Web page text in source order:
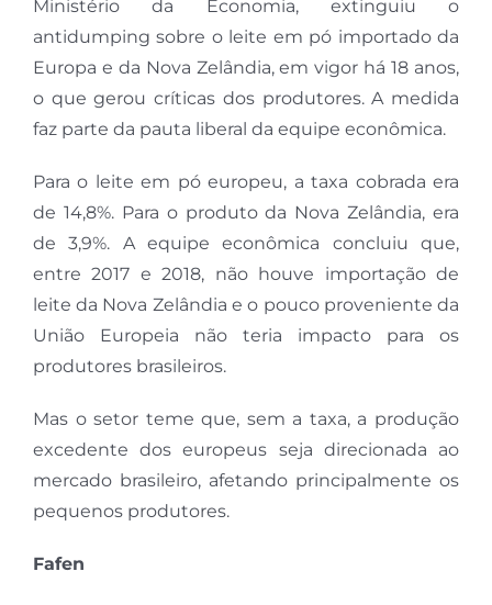
Ministério da Economia, extinguiu o
antidumping sobre o leite em pó importado da
Europa e da Nova Zelândia, em vigor há 18 anos,
o que gerou críticas dos produtores. A medida
faz parte da pauta liberal da equipe econômica.
Para o leite em pó europeu, a taxa cobrada era
de 14,8%. Para o produto da Nova Zelândia, era
de 3,9%. A equipe econômica concluiu que,
entre 2017 e 2018, não houve importação de
leite da Nova Zelândia e o pouco proveniente da
União Europeia não teria impacto para os
produtores brasileiros.
Mas o setor teme que, sem a taxa, a produção
excedente dos europeus seja direcionada ao
mercado brasileiro, afetando principalmente os
pequenos produtores.
Fafen